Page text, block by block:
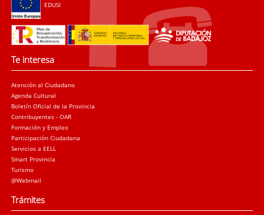
EDUSI
Te interesa
Atención al Ciudadano
Agenda Cultural
Boletín Oficial de la Provincia
Contribuyentes - OAR
Formación y Empleo
Participación Ciudadana
Servicios a EELL
Smart Provincia
Turismo
@Webmail
Trámites